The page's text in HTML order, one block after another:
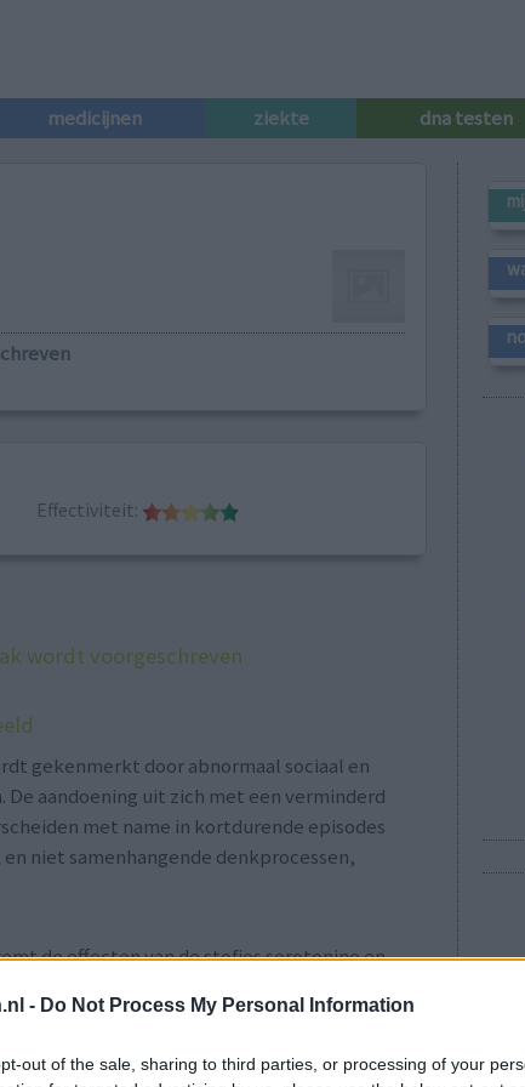
- Do Not Process My Personal Information
out of the sale, sharing to third parties, or processing of your
medicijnen ziekte dna testen
Effectiviteit:
wordt voorgeschreven
gekenmerkt door abnormaal sociaal en
aandoening uit zich met een verminderd
met name in kortdurende episodes
niet samenhangende denkprocessen,
de effecten van de stofjes serotonine en
van een psychose afnemen. Zolang
een psychose ontstaat.